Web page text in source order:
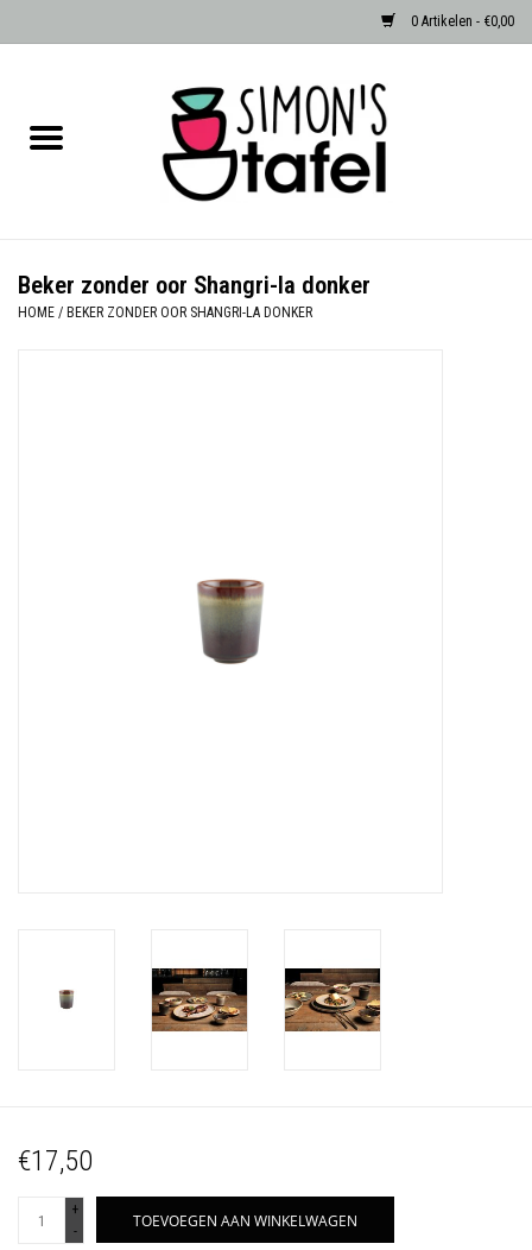
0 Artikelen - €0,00
Albast waxinehouders van Zenza
Beker zonder oor Shangri-la donker
HOME / BEKER ZONDER OOR SHANGRI-LA DONKER
€17,50
+
-
TOEVOEGEN AAN WINKELWAGEN